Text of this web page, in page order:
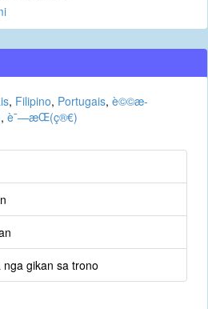
, Filipino, Portugais, è©©æ­
, è¯—æ­Œ(ç®€)
gikan sa trono